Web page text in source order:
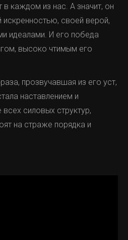
в каждом из нас. А значит, он
искренностью, своей верой,
идеалами. И его победа
высоко чтимым его
прозвучавшая из его уст,
наставлением и
силовых структур,
на страже порядка и